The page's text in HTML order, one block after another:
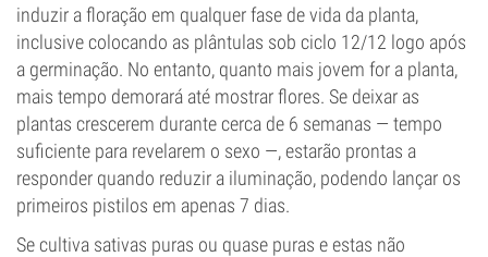
induzir a floração em qualquer fase de vida da planta,
inclusive colocando as plântulas sob ciclo 12/12 logo após
a germinação. No entanto, quanto mais jovem for a planta,
mais tempo demorará até mostrar flores. Se deixar as
plantas crescerem durante cerca de 6 semanas — tempo
suficiente para revelarem o sexo —, estarão prontas a
responder quando reduzir a iluminação, podendo lançar os
primeiros pistilos em apenas 7 dias.
Se cultiva sativas puras ou quase puras e estas não